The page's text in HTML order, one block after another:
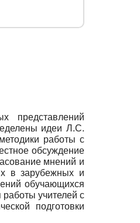
представлений
идеи Л.С.
работы с
обсуждение
мнений и
в зарубежных и
обучающихся
учителей с
подготовки